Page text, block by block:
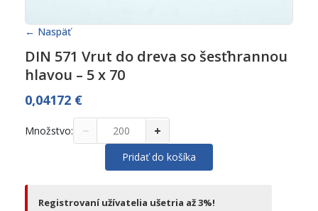
← Naspäť
DIN 571 Vrut do dreva so šesťhrannou
hlavou – 5 x 70
0,04172 €
Množstvo: − +
Pridať do košíka
Registrovaní užívatelia ušetria až 3%!